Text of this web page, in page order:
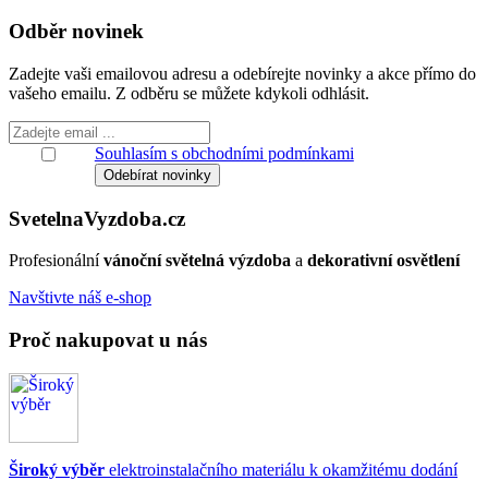
Odběr novinek
Zadejte vaši emailovou adresu a odebírejte novinky a akce přímo do
vašeho emailu. Z odběru se můžete kdykoli odhlásit.
Souhlasím s obchodními podmínkami
SvetelnaVyzdoba.cz
Profesionálnívánoční světelná výzdoba a dekorativní osvětlení
Navštivte náš e-shop
Proč nakupovat u nás
Široký výběr elektroinstalačního materiálu k okamžitému dodání